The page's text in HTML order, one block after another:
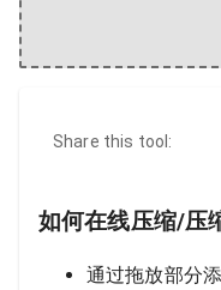
Share this tool:
如何在线压缩/压
通过拖放部分